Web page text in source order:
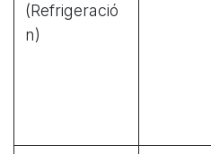
(Refrigeració
n)